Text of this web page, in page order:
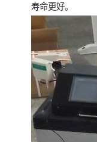
寿命更好。